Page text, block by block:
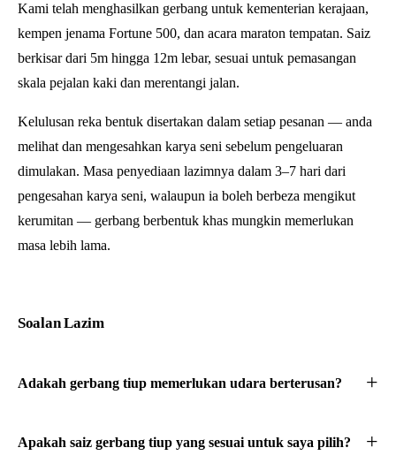
Kami telah menghasilkan gerbang untuk kementerian kerajaan,
kempen jenama Fortune 500, dan acara maraton tempatan. Saiz
berkisar dari 5m hingga 12m lebar, sesuai untuk pemasangan
skala pejalan kaki dan merentangi jalan.
Kelulusan reka bentuk disertakan dalam setiap pesanan — anda
melihat dan mengesahkan karya seni sebelum pengeluaran
dimulakan. Masa penyediaan lazimnya dalam 3–7 hari dari
pengesahan karya seni, walaupun ia boleh berbeza mengikut
kerumitan — gerbang berbentuk khas mungkin memerlukan
masa lebih lama.
Soalan Lazim
Adakah gerbang tiup memerlukan udara berterusan?
Apakah saiz gerbang tiup yang sesuai untuk saya pilih?